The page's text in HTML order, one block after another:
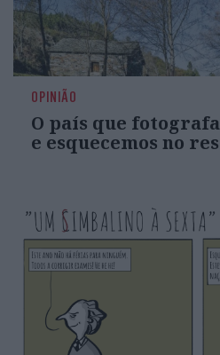
OPINIÃO
O país que
e esquecemos no